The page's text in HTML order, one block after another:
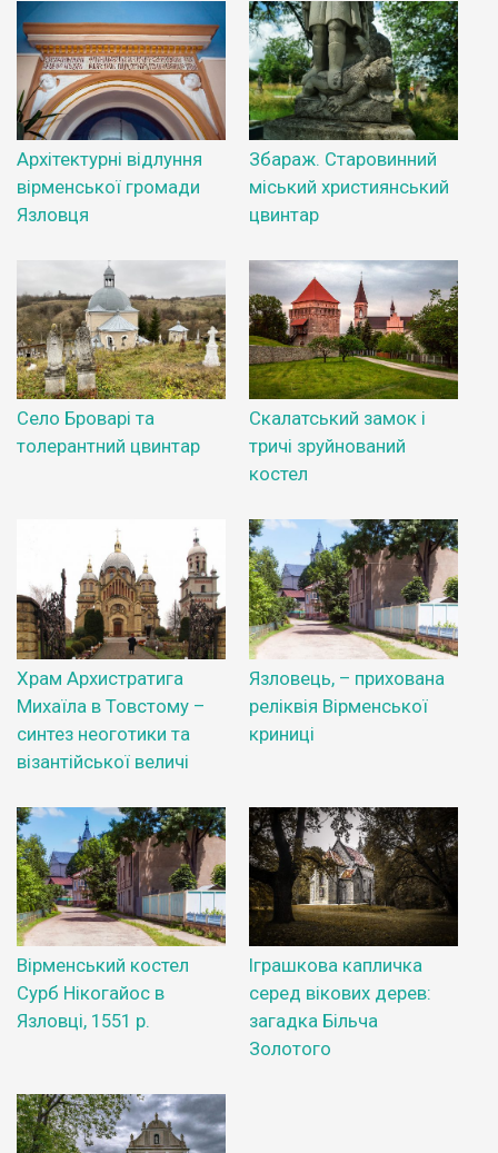
Архітектурні відлуння
вірменської громади
Язловця
Збараж. Старовинний
міський християнський
цвинтар
Село Броварі та
толерантний цвинтар
Скалатський замок і
тричі зруйнований
костел
Храм Архистратига
Михаїла в Товстому –
синтез неоготики та
візантійської величі
Язловець, – прихована
реліквія Вірменської
криниці
Вірменський костел
Сурб Нікогайос в
Язловці, 1551 р.
Іграшкова капличка
серед вікових дерев:
загадка Більча
Золотого